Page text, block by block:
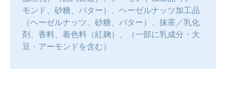
モンド、砂糖、バター）、ヘーゼルナッツ加工品
（ヘーゼルナッツ、砂糖、バター）、抹茶／乳化
剤、香料、着色料（紅麹）、（一部に乳成分・大
豆・アーモンドを含む）